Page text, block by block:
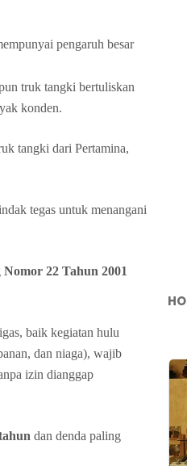
pengaruh besar
truk tangki bertuliskan
konden.
tangki dari Pertamina,
tegas untuk menangani
Nomor 22 Tahun 2001
baik kegiatan hulu
dan niaga), wajib
izin dianggap
dan denda paling